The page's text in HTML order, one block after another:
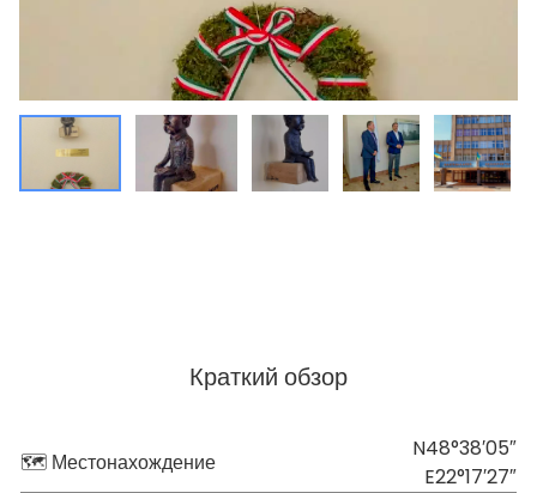
Краткий обзор
🗺 Местонахождение
N48°38′05″
E22°17′27″